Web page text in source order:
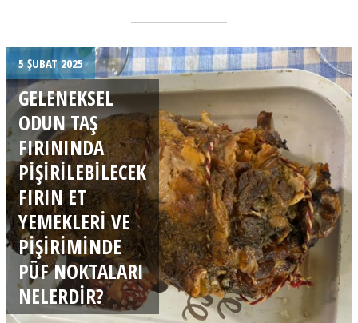
5 ŞUBAT 2025
GELENEKSEL
ODUN TAŞ
FIRININDA
PIŞIRILEBILECEK
FIRIN ET
YEMEKLERI VE
PIŞIRIMINDE
PÜF NOKTALARI
NELERDIR?